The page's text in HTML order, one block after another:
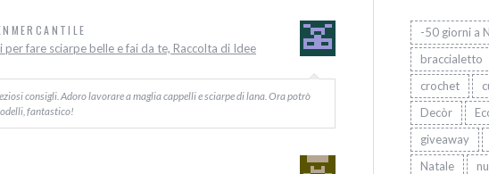
fare sciarpe belle e fai da te, Raccolta di Idee
consigli. Adoro lavorare a maglia cappelli e sciarpe di lana. Ora potrò
fantastico!
-50 giorni a
braccialetto
crochet
Decòr
giveaway
Natale